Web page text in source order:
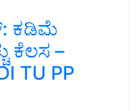
ಕಡಿಮೆ
ಕೆಲಸ –
TU PP